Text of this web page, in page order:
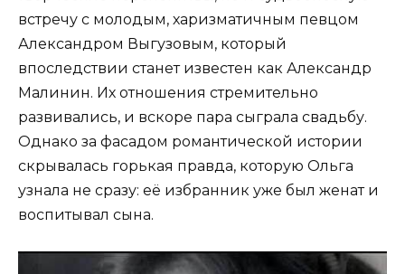
встречу с молодым, харизматичным певцом
Александром Выгузовым, который
впоследствии станет известен как Александр
Малинин. Их отношения стремительно
развивались, и вскоре пара сыграла свадьбу.
Однако за фасадом романтической истории
скрывалась горькая правда, которую Ольга
узнала не сразу: её избранник уже был женат и
воспитывал сына.